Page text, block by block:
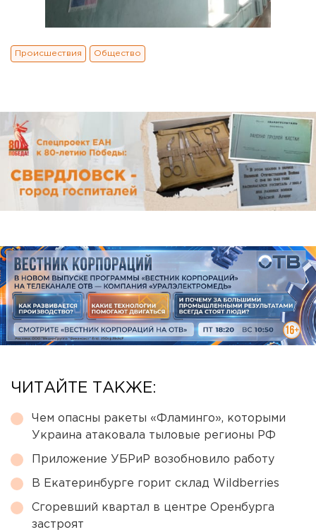
Происшествия Общество
ЧИТАЙТЕ ТАКЖЕ:
Чем опасны ракеты «Фламинго», которыми
Украина атаковала тыловые регионы РФ
Приложение УБРиР возобновило работу
В Екатеринбурге горит склад Wildberries
Сгоревший квартал в центре Оренбурга
застроят